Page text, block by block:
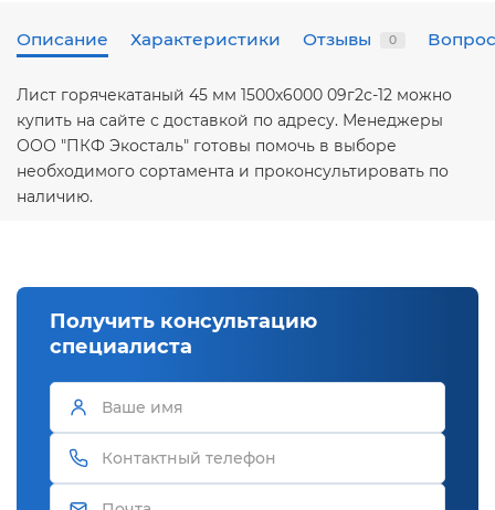
Описание Характеристики Отзывы 0
Лист горячекатаный 45 мм 1500х6000 09г2с-12 можно
купить на сайте с доставкой по адресу. Менеджеры
ООО "ПКФ Экосталь" готовы помочь в выборе
необходимого сортамента и проконсультировать по
наличию.
Получить консультацию
специалиста